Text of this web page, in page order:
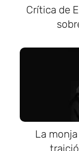
Crítica de
La